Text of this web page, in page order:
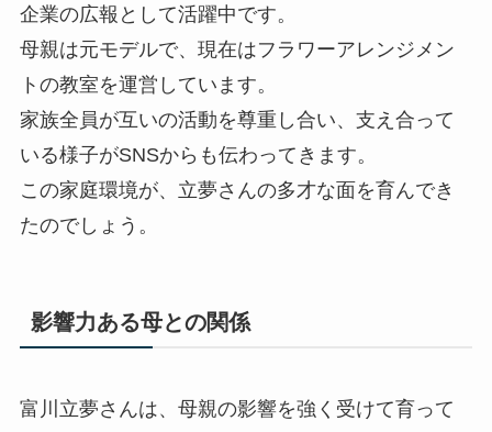
企業の広報として活躍中です。
母親は元モデルで、現在はフラワーアレンジメン
トの教室を運営しています。
家族全員が互いの活動を尊重し合い、支え合って
いる様子がSNSからも伝わってきます。
この家庭環境が、立夢さんの多才な面を育んでき
たのでしょう。
影響力ある母との関係
富川立夢さんは、母親の影響を強く受けて育って